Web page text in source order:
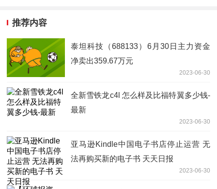
推荐内容
泰坦科技（688133）6月30日主力资金
净卖出359.67万元
2023-06-30
全新雪铁龙c4l 怎么样及比福特翼多少钱-
最新
2023-06-30
亚马逊Kindle中国电子书店停止运营 无
法再购买新的电子书 天天日报
2023-06-30